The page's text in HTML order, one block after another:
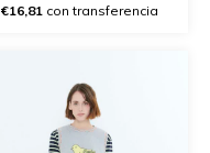
€16,81 con transferencia